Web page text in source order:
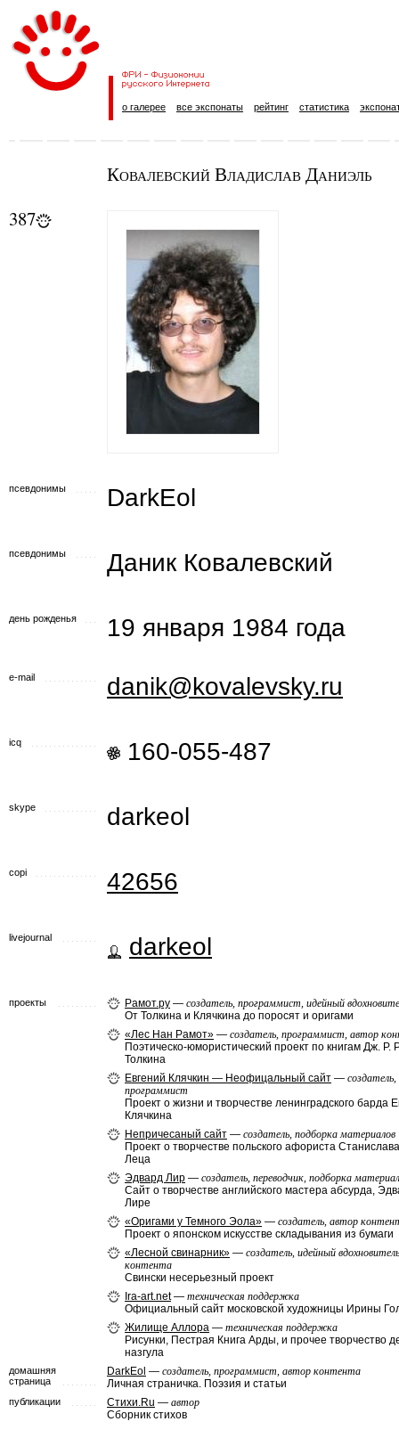
о галерее все экспонаты рейтинг статистика
Ковалевский Владислав Даниэль
387
псевдонимы DarkEol
псевдонимы Даник Ковалевский
день рожденья 19 января 1984 года
e-mail danik@kovalevsky.ru
icq 160-055-487
skype darkeol
copi 42656
livejournal darkeol
проекты Рамот.ру — создатель, программист, идейный
От Толкина и Клячкина до поросят и оригами
«Лес Нан Рамот» — создатель, программист, автор
Поэтическо-юмористический проект по книгам Дж. Р.
Толкина
Евгений Клячкин — Неофицальный сайт — создатель,
программист
Проект о жизни и творчестве ленинградского барда
Клячкина
Непричесаный сайт — создатель, подборка материалов
Проект о творчестве польского афориста
Леца
Эдвард Лир — создатель, переводчик, подборка
Сайт о творчестве английского мастера абсурда,
Лире
«Оригами у Темного Эола» — создатель, автор
Проект о японском искусстве складывания из бумаги
«Лесной свинарник» — создатель, идейный
контента
Свински несерьезный проект
Ira-art.net— техническая поддержка
Официальный сайт московской художницы Ирины
Жилище Аллора — техническая поддержка
Рисунки, Пестрая Книга Арды, и прочее творчество
назгула
домашняя
страница
DarkEol — создатель, программист, автор контента
Личная страничка. Поэзия и статьи
публикации Стихи.Ru — автор
Сборник стихов